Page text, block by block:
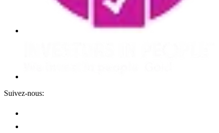
Suivez-nous: